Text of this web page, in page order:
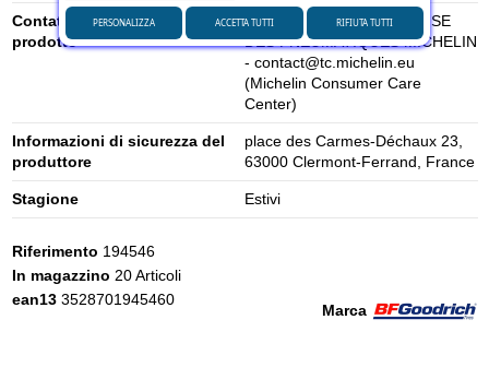
Contatti per la sicurezza del
prodotto
MANUFACTURE FRANCAISE
DES PNEUMATIQUES MICHELIN
- contact@tc.michelin.eu
(Michelin Consumer Care
Center)
Informazioni di sicurezza del
produttore
place des Carmes-Déchaux 23,
63000 Clermont-Ferrand, France
Stagione Estivi
Marca
Riferimento 194546
In magazzino 20 Articoli
ean13 3528701945460
PERSONALIZZA RIFIUTA TUTTI
ACCETTA TUTTI